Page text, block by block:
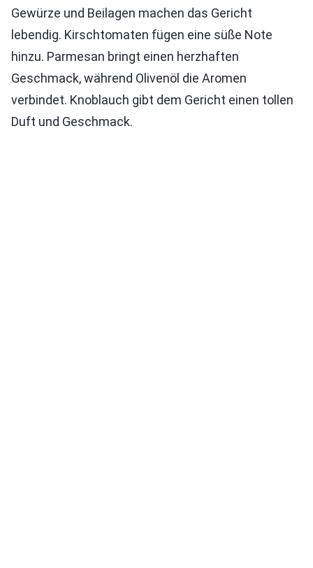
Gewürze und Beilagen machen das Gericht
lebendig. Kirschtomaten fügen eine süße Note
hinzu. Parmesan bringt einen herzhaften
Geschmack, während Olivenöl die Aromen
verbindet. Knoblauch gibt dem Gericht einen tollen
Duft und Geschmack.